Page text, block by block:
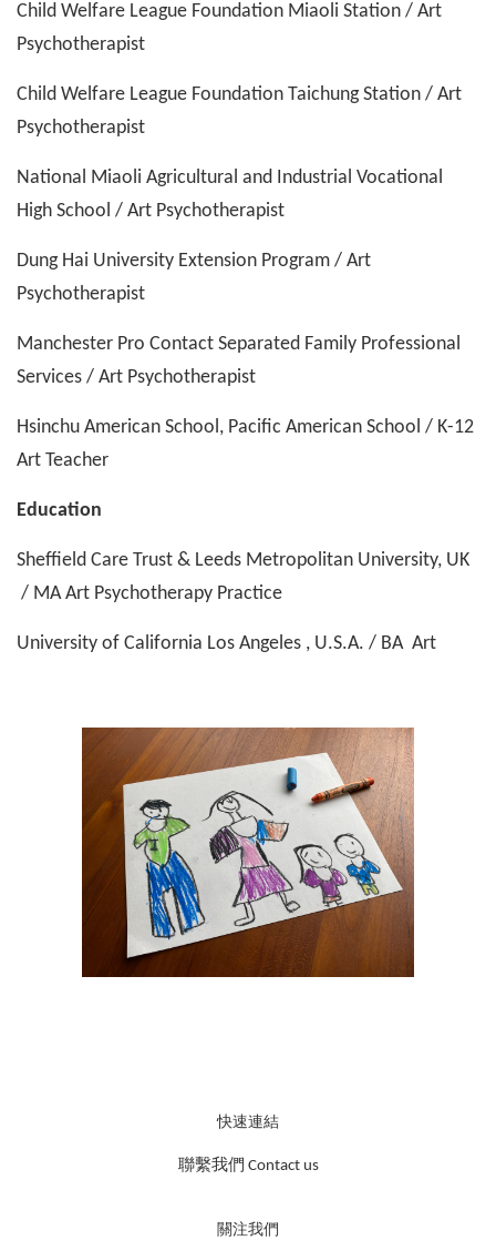
Child Welfare League Foundation Miaoli Station / Art
Psychotherapist
Child Welfare League Foundation Taichung Station / Art
Psychotherapist
National Miaoli Agricultural and Industrial Vocational
High School / Art Psychotherapist
Dung Hai University Extension Program / Art
Psychotherapist
Manchester Pro Contact Separated Family Professional
Services / Art Psychotherapist
Hsinchu American School, Pacific American School / K-12
Art Teacher
Education
Sheffield Care Trust & Leeds Metropolitan University, UK
/ MA Art Psychotherapy Practice
University of California Los Angeles , U.S.A. / BA Art
快速連結
聯繫我們 Contact us
關注我們